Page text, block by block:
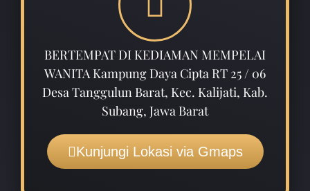
BERTEMPAT DI KEDIAMAN MEMPELAI
WANITA Kampung Daya Cipta RT 25 / 06
Desa Tanggulun Barat, Kec. Kalijati, Kab.
Subang, Jawa Barat
Kunjungi Lokasi via Gmaps